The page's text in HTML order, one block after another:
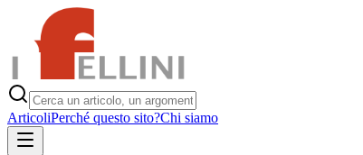
ArticoliPerché questo sito?Chi siamo